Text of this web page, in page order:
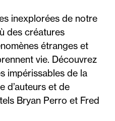
inexplorées de notre
des créatures
étranges et
vie. Découvrez
impérissables de la
d’auteurs et de
Bryan Perro et Fred